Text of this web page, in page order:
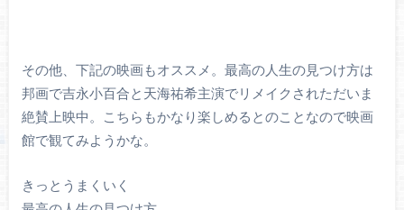
その他、下記の映画もオススメ。最高の人生の見つけ方は
邦画で吉永小百合と天海祐希主演でリメイクされただいま
絶賛上映中。こちらもかなり楽しめるとのことなので映画
館で観てみようかな。
きっとうまくいく